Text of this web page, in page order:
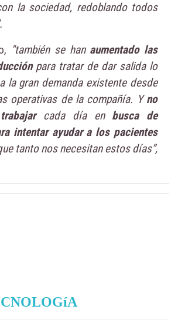
la sociedad, redoblando todos
"también se hanaumentado las
para tratar de dar salida lo
la gran demanda existente desde
operativas de la compañía. Yno
cada día en busca de
intentar ayudar a los pacientes
tanto nos necesitan estos días”,